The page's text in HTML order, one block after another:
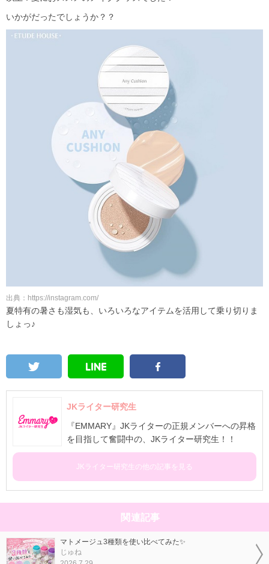
いかがだったでしょうか？？
出典：https://instagram.com/
夏特有の暑さも湿気も、いろいろなアイテムを活用して乗り切りま
しょっ♪
JKライター研究生
『EMMARY』JKライターの正規メンバーへの昇格
を目指して奮闘中の、JKライター研究生！！
JKライター研究生の他の記事を見る
関連記事
マトメージュ3種類を使い比べてみた✨
じゅね